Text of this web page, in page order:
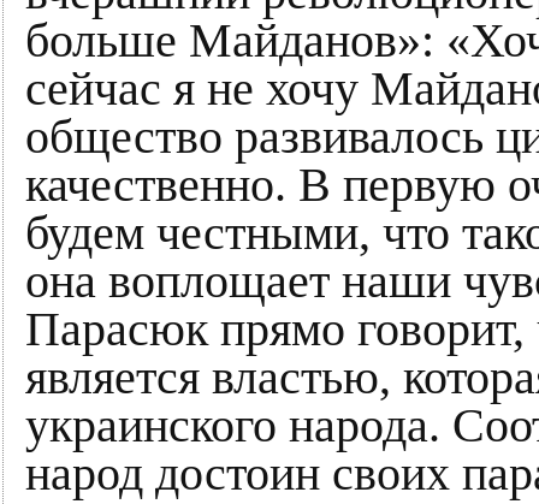
больше Майданов»:
сейчас я не хочу
общество развивалось
качественно. В первую
будем честными, что
она воплощает наши
Парасюк прямо
является властью,
украинского народа.
народ достоин своих